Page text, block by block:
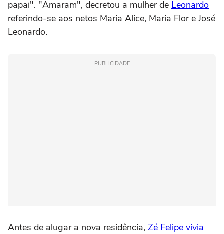
papai". "Amaram", decretou a mulher de Leonardo
referindo-se aos netos Maria Alice, Maria Flor e José
Leonardo.
PUBLICIDADE
Antes de alugar a nova residência, Zé Felipe vivia